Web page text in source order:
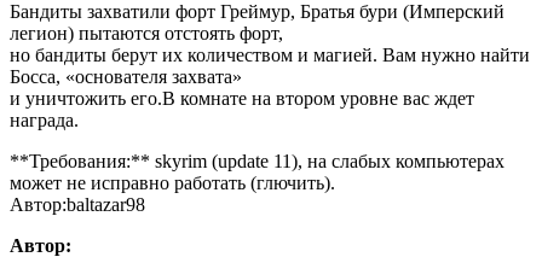
Бандиты захватили форт Греймур, Братья бури (Имперский
легион) пытаются отстоять форт,
но бандиты берут их количеством и магией. Вам нужно найти
Босса, «основателя захвата»
и уничтожить его.В комнате на втором уровне вас ждет
награда.
**Требования:** skyrim (update 11), на слабых компьютерах
может не исправно работать (глючить).
Автор:baltazar98
Автор: